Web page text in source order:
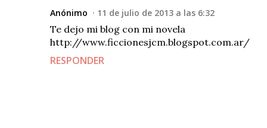
Anónimo 11 de julio de 2013 a las 6:32
Te dejo mi blog con mi novela
http://www.ficcionesjcm.blogspot.com.ar/
RESPONDER